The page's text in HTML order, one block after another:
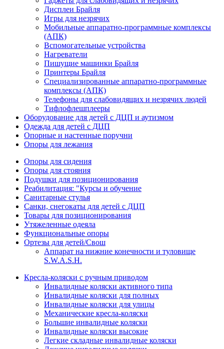
Дисплеи Брайля
Игры для незрячих
Мобильные аппаратно-программные комплексы
(АПК)
Вспомогательные устройства
Нагреватели
Пишущие машинки Брайля
Принтеры Брайля
Специализированные аппаратно-программные
комплексы (АПК)
Телефоны для слабовидящих и незрячих людей
Тифлофлешплееры
Оборудование для детей с ДЦП и аутизмом
Одежда для детей с ДЦП
Опорные и настенные поручни
Опоры для лежания
Опоры для сидения
Опоры для стояния
Подушки для позиционирования
Реабилитация: "Курсы и обучение
Санитарные стулья
Санки, снегокаты для детей с ДЦП
Товары для позиционирования
Утяжеленные одеяла
Функциональные опоры
Ортезы для детей/Свош
Аппарат на нижние конечности и туловище
S.W.A.S.H.
Кресла-коляски с ручным приводом
Инвалидные коляски активного типа
Инвалидные коляски для полных
Инвалидные коляски для улицы
Механические кресла-коляски
Большие инвалидные коляски
Инвалидные коляски высокие
Легкие складные инвалидные коляски